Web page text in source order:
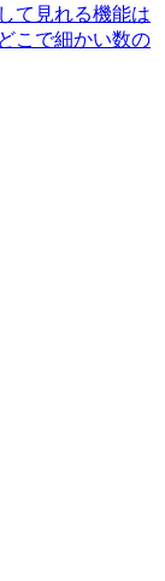
て見れる機能は
こで細かい数の